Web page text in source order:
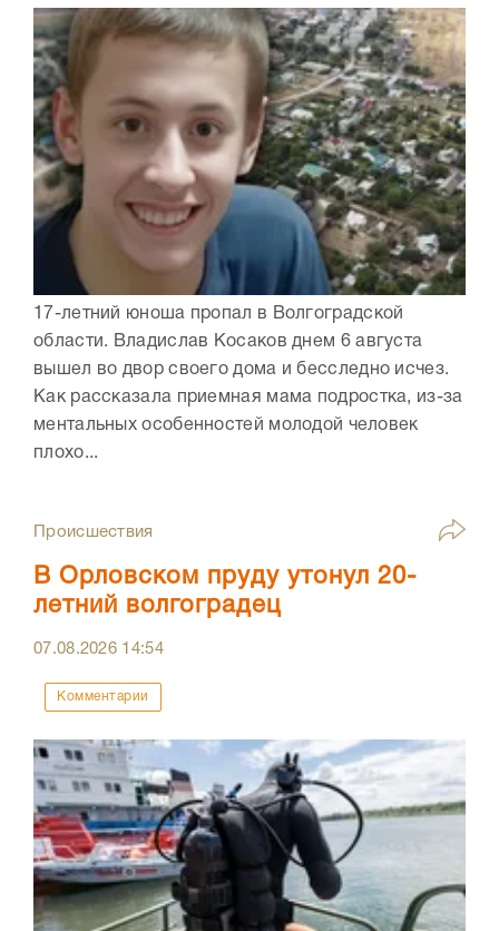
17-летний юноша пропал в Волгоградской
области. Владислав Косаков днем 6 августа
вышел во двор своего дома и бесследно исчез.
Как рассказала приемная мама подростка, из-за
ментальных особенностей молодой человек
плохо...
Происшествия
В Орловском пруду утонул 20-
летний волгоградец
07.08.2026 14:54
Комментарии